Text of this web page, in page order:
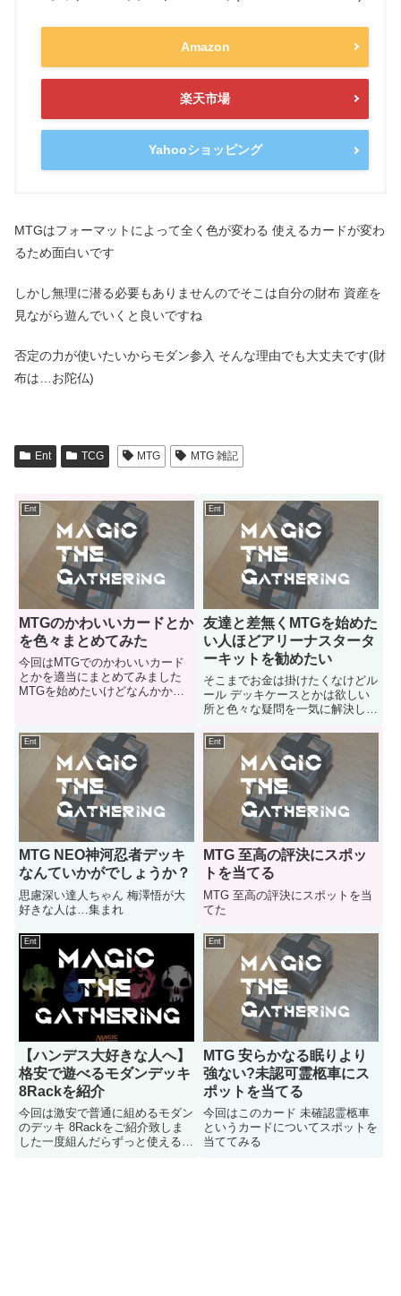
Amazon
楽天市場
Yahooショッピング
MTGはフォーマットによって全く色が変わる 使えるカードが変わ
るため面白いです
しかし無理に潜る必要もありませんのでそこは自分の財布 資産を
見ながら遊んでいくと良いですね
否定の力が使いたいからモダン参入 そんな理由でも大丈夫です(財
布は…お陀仏)
Ent TCG MTG MTG 雑記
Ent
MTGのかわいいカードとか
を色々まとめてみた
今回はMTGでのかわいいカード
とかを適当にまとめてみました
MTGを始めたいけどなんかかわ
Ent
友達と差無くMTGを始めた
い人ほどアリーナスタータ
ーキットを勧めたい
そこまでお金は掛けたくなけどル
ール デッキケースとかは欲しい
所と色々な疑問を一気に解決した
トを勧めたい
Ent
MTG NEO神河忍者デッキ
なんていかがでしょうか？
思慮深い達人ちゃん 梅澤悟が大
好きな人は…集まれ
Ent
MTG 至高の評決にスポッ
トを当てる
MTG 至高の評決にスポットを当
てた
Ent
【ハンデス大好きな人へ】
格安で遊べるモダンデッキ
8Rackを紹介
今回は激安で普通に組めるモダン
のデッキ 8Rackをご紹介致しま
した一度組んだらずっと使えるデ
Ent
MTG 安らかなる眠りより
強ない?未認可霊柩車にス
ポットを当てる
今回はこのカード 未確認霊柩車
というカードについてスポットを
当ててみる